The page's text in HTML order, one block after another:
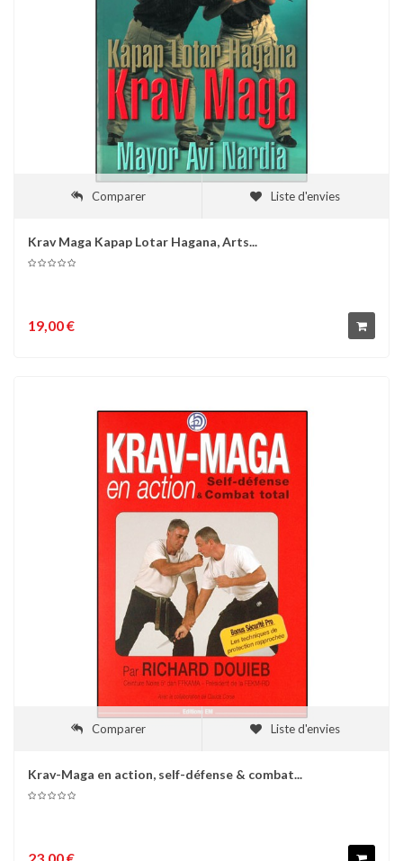
Comparer Liste d'envies
Krav Maga Kapap Lotar Hagana, Arts...
19,00 €
Comparer Liste d'envies
Krav-Maga en action, self-défense & combat...